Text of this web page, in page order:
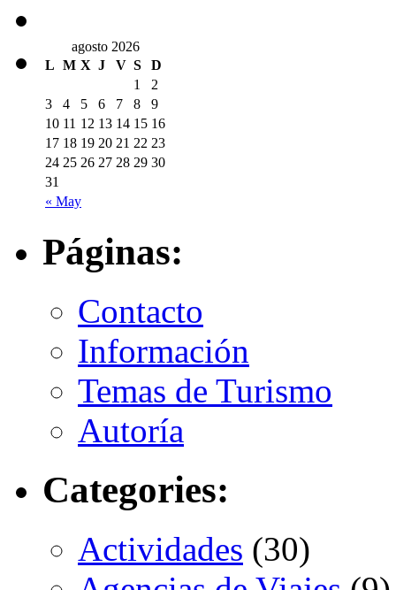
agosto 2026
L M X J V S D
« May
1
2
3
4 5 6 7 8
9
10 11 12 13 14 15 16
17 18 19 20 21 22 23
24 25 26 27 28 29 30
31
Páginas:
Contacto
Información
Temas de Turismo
Autoría
Categories:
Actividades (30)